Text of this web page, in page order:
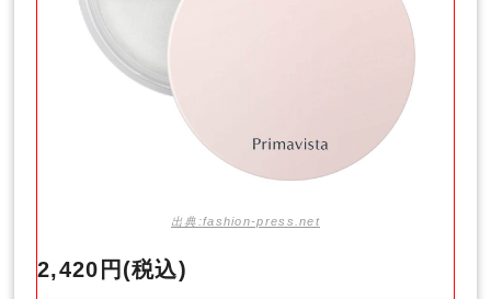
出典:fashion-press.net
2,420円(税込)